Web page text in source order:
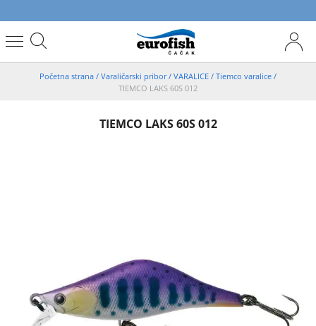
Početna strana / Varaličarski pribor/ VARALICE / Tiemco varalice /
TIEMCO LAKS 60S 012
TIEMCO LAKS 60S 012